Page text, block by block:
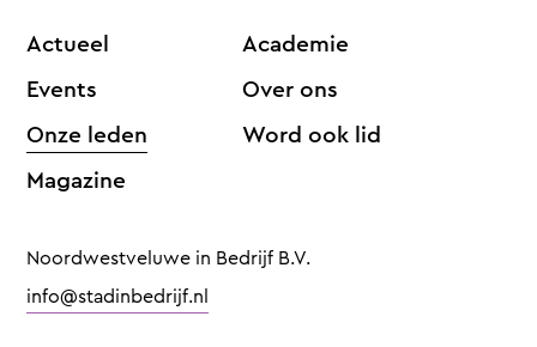
Actueel
Events
Onze leden
Magazine
Academie
Over ons
Word ook lid
Noordwestveluwe in Bedrijf B.V.
info@stadinbedrijf.nl